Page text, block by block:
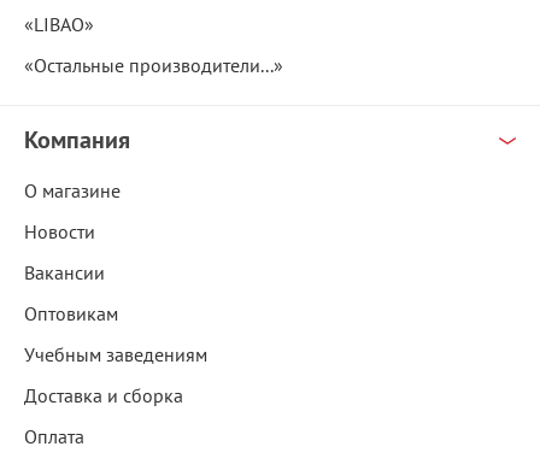
«LIBAO»
«Остальные производители...»
Компания
О магазине
Новости
Вакансии
Оптовикам
Учебным заведениям
Доставка и сборка
Оплата